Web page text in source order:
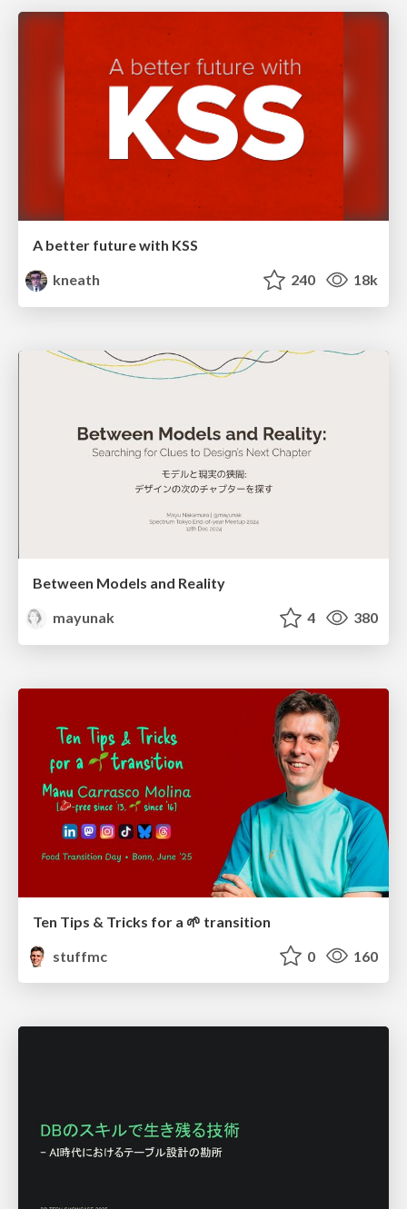
A better future with KSS
kneath
240 18k
Between Models and Reality
mayunak
4 380
Ten Tips & Tricks for a 🌱 transition
stuffmc
0 160